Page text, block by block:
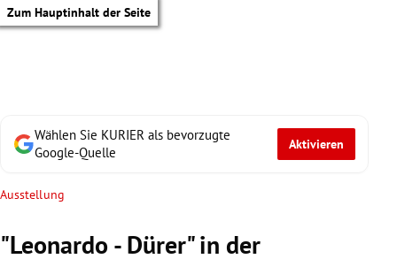
Zum Hauptinhalt der Seite
Wählen Sie KURIER als bevorzugte
Google-Quelle
Aktivieren
Ausstellung
"Leonardo - Dürer" in der